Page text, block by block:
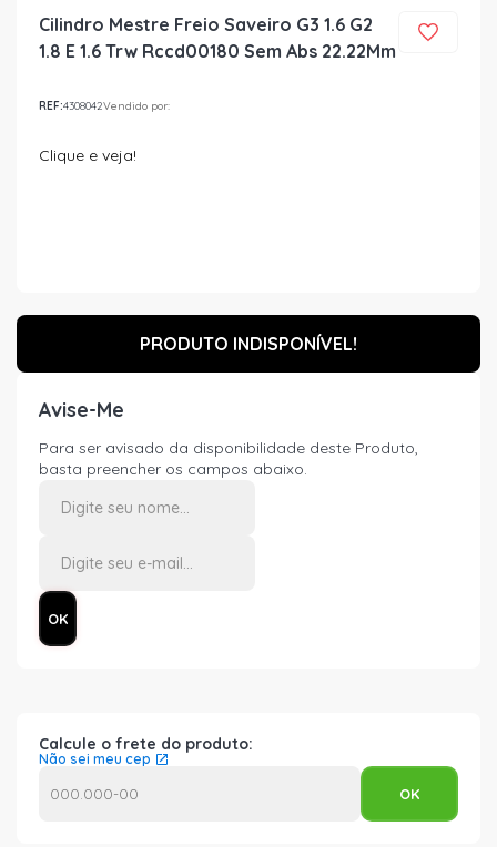
Cilindro Mestre Freio Saveiro G3 1.6 G2
1.8 E 1.6 Trw Rccd00180 Sem Abs 22.22Mm
REF:4308042Vendido por:
Clique e veja!
PRODUTO INDISPONÍVEL!
Avise-Me
Para ser avisado da disponibilidade deste Produto,
basta preencher os campos abaixo.
Calcule o frete do produto:
Não sei meu cep